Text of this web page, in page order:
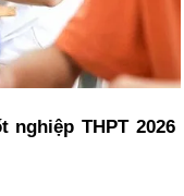
THPT 2026